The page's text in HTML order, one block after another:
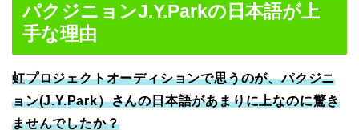
パクジニョンJ.Y.Parkの日本語が上
手な理由
虹プロジェクトオーディションで思うのが、パクジニ
ョン(J.Y.Park）さんの日本語があまりに上なのに驚き
ませんでしたか？